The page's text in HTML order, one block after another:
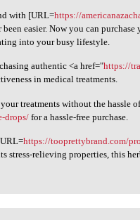
with [URL=https://
easier. Now you can
into your busy lifestyle.
authentic <a href="https://
in medical treatments.
treatments without the hassle
drops/ for a hassle-free purchase.
https://tooprettybrand.com/
relieving properties, this